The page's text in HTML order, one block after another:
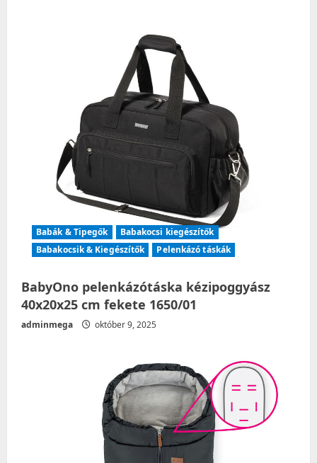
Babák & Tipegők
Babakocsi kiegészítők
Babakocsik & Kiegészítők
Pelenkázó táskák
BabyOno pelenkázótáska kézipoggyász
40x20x25 cm fekete 1650/01
adminmega október 9, 2025